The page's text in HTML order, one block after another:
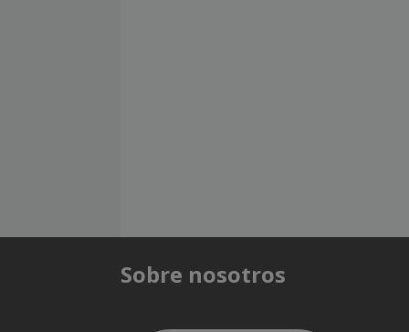
Sobre nosotros